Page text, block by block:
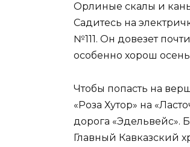
Орлиные скалы и
Садитесь на
№111. Он довезет
особенно хорош
Чтобы попасть на
«Роза Хутор» на
дорога «Эдельвейс».
Главный Кавказский